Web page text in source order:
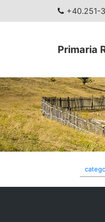
+40.251-
Primaria